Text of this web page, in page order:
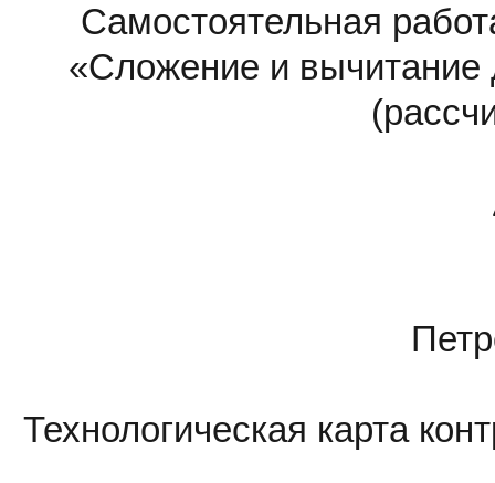
Самостоятельная
«Сложение и вычитание
Технологическая карта